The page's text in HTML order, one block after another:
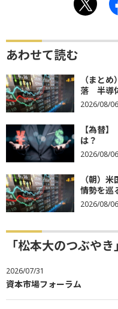
あわせて読む
（まと
落 半導
2026/08/06
【為替
は？
2026/08/06
（朝）
情勢を巡
2026/08/06
「松本大のつぶや
2026/07/31
資本市場フォーラム